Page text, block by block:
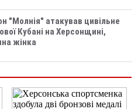
"Молнія" атакував цивільне
Кубані на Херсонщині,
жінка